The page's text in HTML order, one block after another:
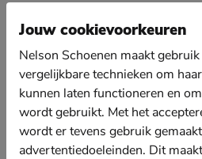
Met deze unicorn sneaker
Uitgevoerd in synthetisch
lichtjes aan ed buitenzijde.
Gevoerd met textiel. Dankzij
enkelkraag zijn er geen
Voorzien van een
Jouw cookievoorkeuren
Nelson Schoenen maakt
vergelijkbare technieken om
kunnen laten functioneren en
wordt gebruikt. Met het
wordt er tevens gebruik
advertentiedoeleinden. Dit